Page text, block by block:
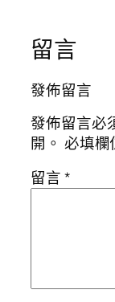
留言
發佈留言
發佈留言必
開。 必填欄
留言*